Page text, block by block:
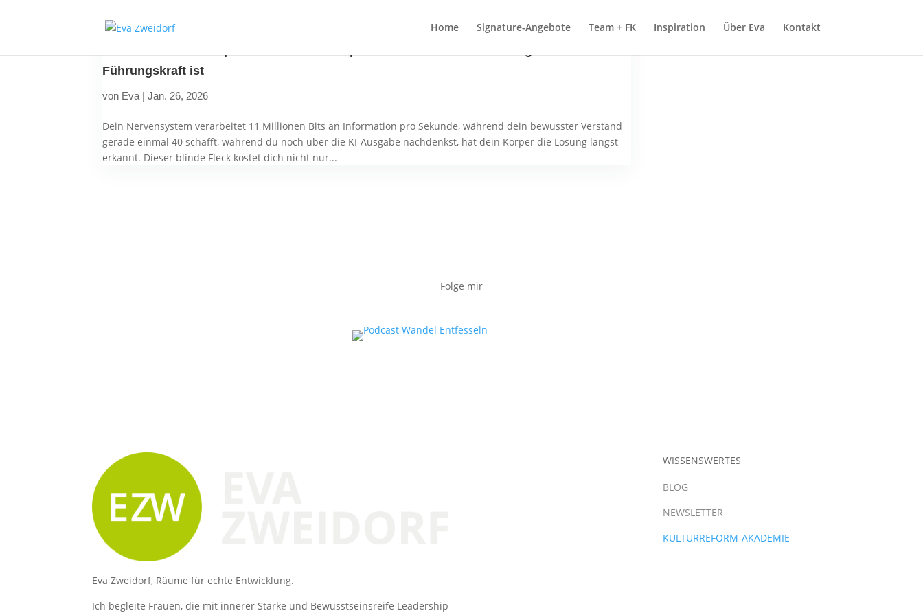
Home Signature-Angebote Team + FK Inspiration Über Eva Kontakt
Führungskraft ist
von Eva |Jan. 26, 2026
Dein Nervensystem verarbeitet 11 Millionen Bits an Information pro Sekunde, während dein bewusster Verstand
gerade einmal 40 schafft, während du noch über die KI-Ausgabe nachdenkst, hat dein Körper die Lösung längst
erkannt. Dieser blinde Fleck kostet dich nicht nur...
Folge mir
Eva Zweidorf, Räume für echte Entwicklung.
Ich begleite Frauen, die mit innerer Stärke und Bewusstseinsreife Leadership
WISSENSWERTES
BLOG
NEWSLETTER
KULTURREFORM-AKADEMIE